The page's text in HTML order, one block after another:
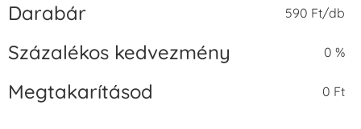
Darabár 590 Ft/db
Százalékos kedvezmény 0 %
Megtakarításod 0 Ft